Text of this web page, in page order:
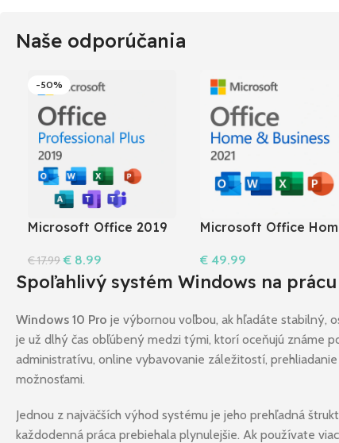
Naše odporúčania
-50%
Microsoft Office 2019
€17.99 € 8.99
Do Košíka
Microsoft Office
€ 49.99
Do Košíka
Spoľahlivý systém Windows na
Windows 10 Pro je výbornou voľbou, ak hľadáte stabilný,
je už dlhý čas obľúbený medzi tými, ktorí oceňujú známe
administratívu, online vybavovanie záležitostí,
možnosťami.
Jednou z najväčších výhod systému je jeho prehľadná
každodenná práca prebiehala plynulejšie. Ak používate